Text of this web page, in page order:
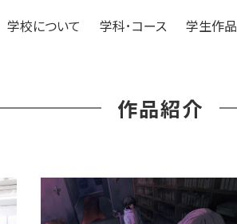
学校について 学科･コース 学生作品
作品紹介